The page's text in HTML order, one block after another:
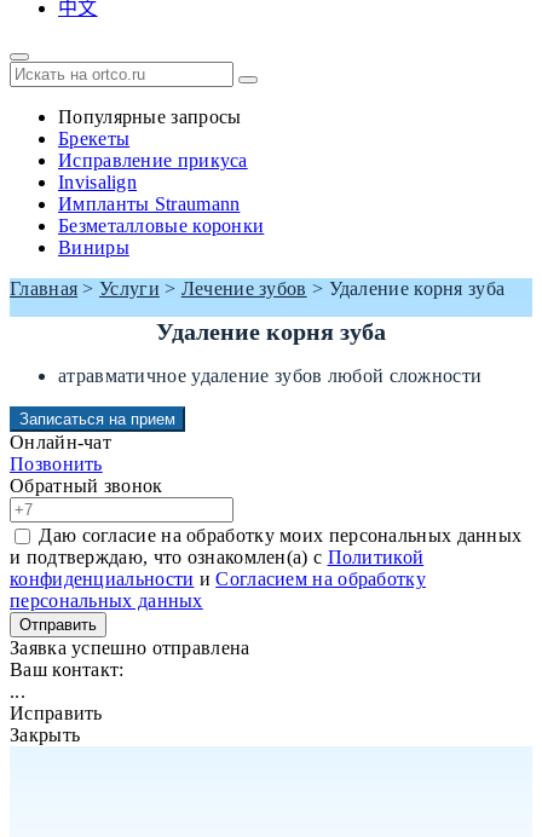
中文
Популярные запросы
Брекеты
Исправление прикуса
Invisalign
Импланты Straumann
Безметалловые коронки
Виниры
Главная >Услуги > Лечение зубов > Удаление корня зуба
Удаление корня зуба
атравматичное удаление зубов любой сложности
Записаться на прием
Онлайн-чат
Позвонить
Обратный звонок
Даю согласие на обработку моих персональных данных
и подтверждаю, что ознакомлен(а) с Политикой
конфиденциальности иСогласием на обработку
персональных данных
Отправить
Заявка успешно отправлена
Ваш контакт:
...
Исправить
Закрыть